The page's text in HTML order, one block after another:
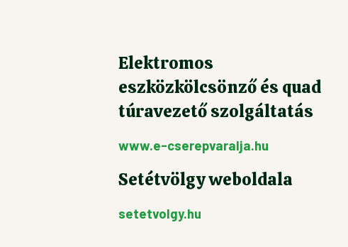
Elektromos
eszközkölcsönző és quad
túravezető szolgáltatás
www.e-cserepvaralja.hu
Setétvölgy weboldala
setetvolgy.hu